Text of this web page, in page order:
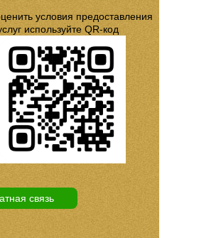
условия предоставления
используйте QR-код
связь